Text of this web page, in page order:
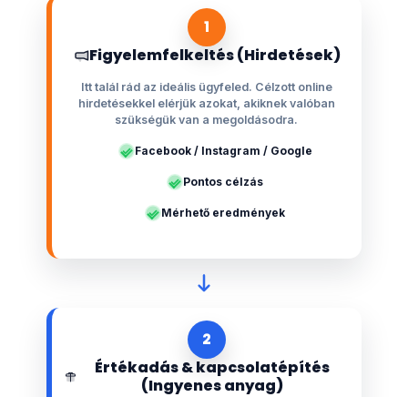
1
Figyelemfelkeltés (Hirdetések)
Itt talál rád az ideális ügyfeled. Célzott online
hirdetésekkel elérjük azokat, akiknek valóban
szükségük van a megoldásodra.
Facebook / Instagram / Google
Pontos célzás
Mérhető eredmények
2
Értékadás & kapcsolatépítés
(Ingyenes anyag)